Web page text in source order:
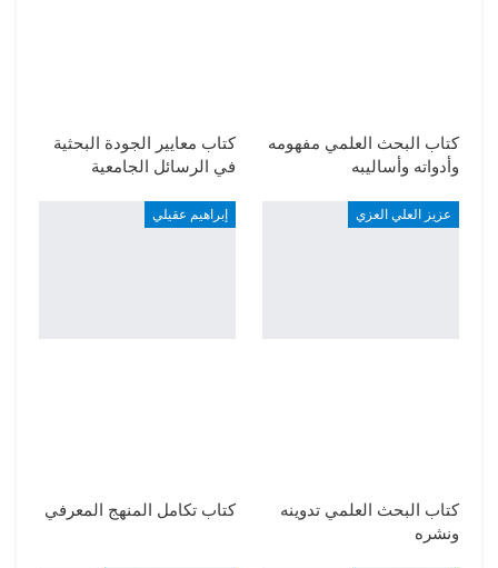
كتاب البحث العلمي مفهومه
وأدواته وأساليبه
كتاب معايير الجودة البحثية
في الرسائل الجامعية
عزيز العلي العزي
كتاب البحث العلمي تدوينه
ونشره
إبراهيم عقيلي
كتاب تكامل المنهج المعرفي